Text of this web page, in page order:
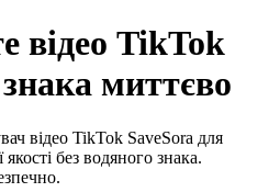
відео TikTok
миттєво
відео TikTok SaveSora для
без водяного знака.